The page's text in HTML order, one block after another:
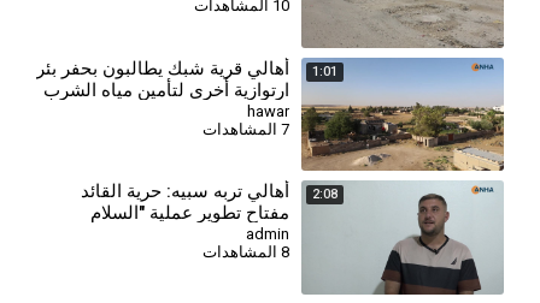
1:01
أهالي قرية شبك يطالبون بحفر بئر
ارتوازية أخرى لتأمين مياه الشرب
hawar
7 المشاهدات
2:08
⁣أهالي تربه سبيه: حرية القائد
مفتاح تطوير عملية "السلام
والمجتمع الديمقراطي"
admin